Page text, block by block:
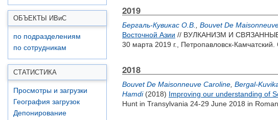
ОБЪЕКТЫ ИВиС
по подразделениям
по сотрудникам
СТАТИСТИКА
Просмотры и загрузки
География загрузок
Депонирование
2019
Бергаль-Кувикас О.В. Bouvet De
Восточной Азии // ВУЛКАНИЗМ И СВЯЗАННЫЕ
30 марта 2019 г., Петропавловск-Камчатский.
2018
Bouvet De Maisonneuve Caroline Bergal-
Hamdi(2018) Improving our understanding of
Hunt in Transylvania 24-29 June 2018 in